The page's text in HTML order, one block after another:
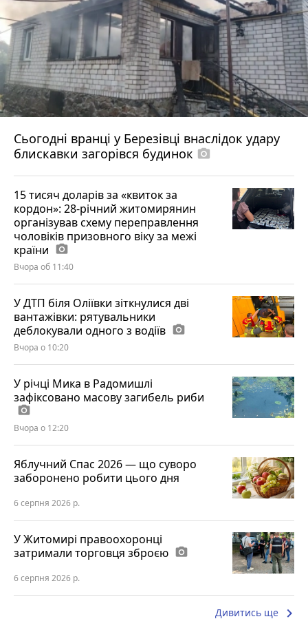
Сьогодні вранці у Березівці внаслідок удару
блискавки загорівся будинок photo_camera
15 тисяч доларів за «квиток за
кордон»: 28-річний житомирянин
організував схему переправлення
чоловіків призовного віку за межі
країни photo_camera
Вчора об 11:40
У ДТП біля Оліївки зіткнулися дві
вантажівки: рятувальники
деблокували одного з водіїв photo_camera
Вчора о 10:20
У річці Мика в Радомишлі
зафіксовано масову загибель риби
photo_camera
Вчора о 12:20
Яблучний Спас 2026 — що суворо
заборонено робити цього дня
6 серпня 2026 р.
У Житомирі правоохоронці
затримали торговця зброєю photo_camera
6 серпня 2026 р.
Дивитись ще keyboard_arrow_right